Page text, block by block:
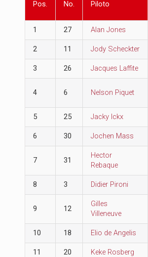
Pos. No. Piloto
1 27 Alan Jones
2 11 Jody Scheckter
3 26 Jacques Laffite
4 6 Nelson Piquet
5 25 Jacky Ickx
6 30 Jochen Mass
7 31
Hector
Rebaque
8 3 Didier Pironi
9 12
Gilles
Villeneuve
10 18 Elio de Angelis
11 20 Keke Rosberg